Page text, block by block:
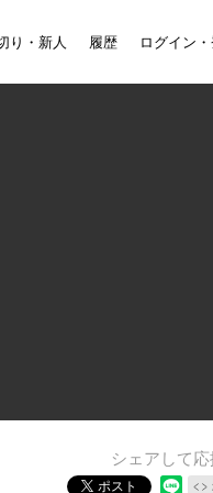
り・新人 履歴 ログイン
シェアして応
ポスト